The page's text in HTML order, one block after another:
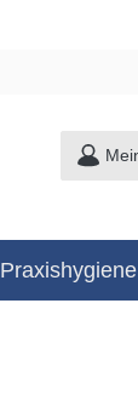
Praxishygiene